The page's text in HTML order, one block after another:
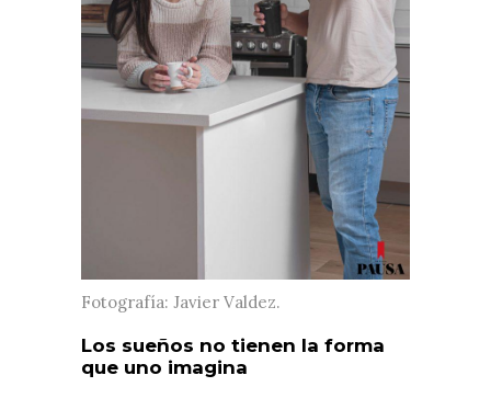
Fotografía: Javier Valdez.
Los sueños no tienen la forma
que uno imagina